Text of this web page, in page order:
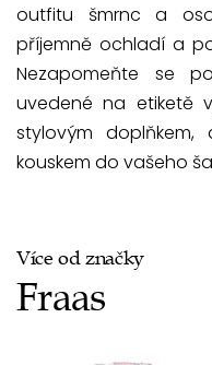
outfitu šmrnc a
příjemně ochladí a
Nezapomeňte se
uvedené na etiketě
stylovým
kouskem do vašeho
Více od značky
Fraas